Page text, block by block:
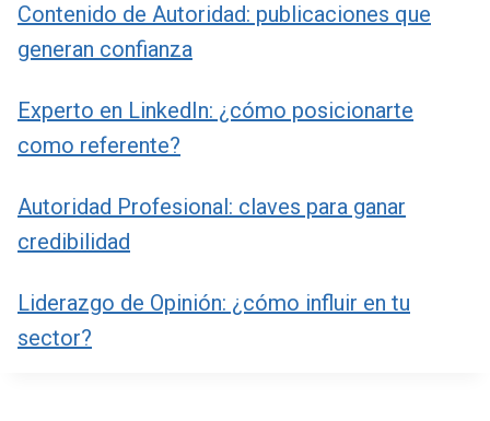
Contenido de Autoridad: publicaciones que
generan confianza
Experto en LinkedIn: ¿cómo posicionarte
como referente?
Autoridad Profesional: claves para ganar
credibilidad
Liderazgo de Opinión: ¿cómo influir en tu
sector?